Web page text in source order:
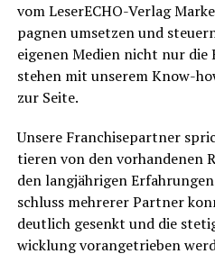
vom Lese­r­ECHO-Ver­lag
pa­gnen umset­zen und
eige­nen Medi­en nicht nur
ste­hen mit unse­rem Know-
zur Seite.
Unse­re Fran­chise­part­ner
tie­ren von den vor­han­de­nen
den lang­jäh­ri­gen
schluss meh­re­rer Part­ner
deut­lich gesenkt und die
wick­lung vor­an­ge­trie­ben